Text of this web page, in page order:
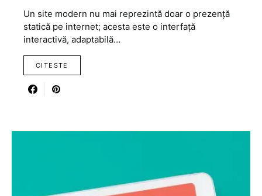
Un site modern nu mai reprezintă doar o prezență
statică pe internet; acesta este o interfață
interactivă, adaptabilă…
CITESTE